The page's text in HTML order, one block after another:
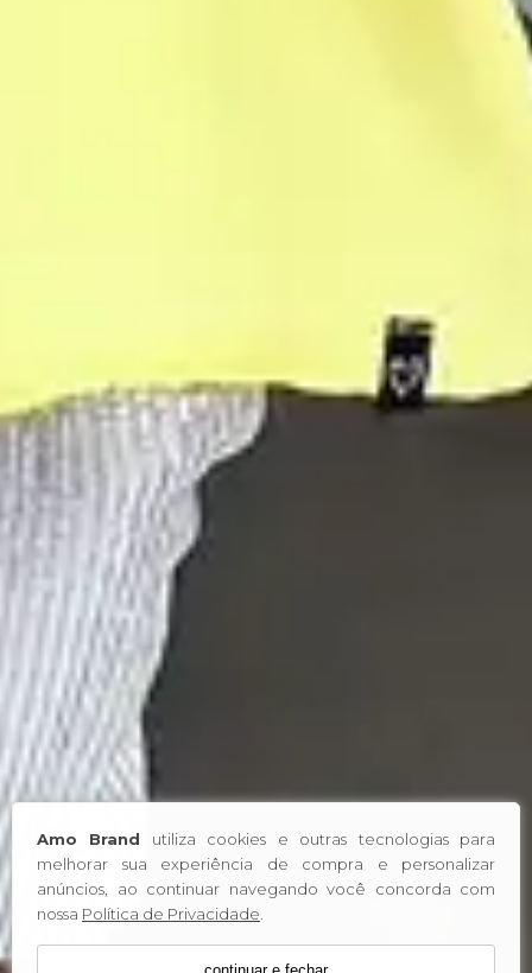
Amo Brand utiliza cookies e outras tecnologias para
melhorar sua experiência de compra e personalizar
anúncios, ao continuar navegando você concorda com
nossa Política de Privacidade